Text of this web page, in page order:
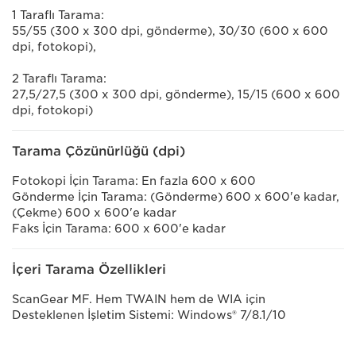
1 Taraflı Tarama:
55/55 (300 x 300 dpi, gönderme), 30/30 (600 x 600
dpi, fotokopi),
2 Taraflı Tarama:
27,5/27,5 (300 x 300 dpi, gönderme), 15/15 (600 x 600
dpi, fotokopi)
Tarama Çözünürlüğü (dpi)
Fotokopi İçin Tarama: En fazla 600 x 600
Gönderme İçin Tarama: (Gönderme) 600 x 600'e kadar,
(Çekme) 600 x 600'e kadar
Faks İçin Tarama: 600 x 600'e kadar
İçeri Tarama Özellikleri
ScanGear MF. Hem TWAIN hem de WIA için
Desteklenen İşletim Sistemi: Windows® 7/8.1/10